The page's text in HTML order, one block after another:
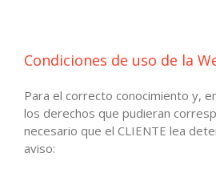
Condiciones de uso de la
Para el correcto conocimiento y,
los derechos que pudieran
necesario que el CLIENTE lea
aviso: